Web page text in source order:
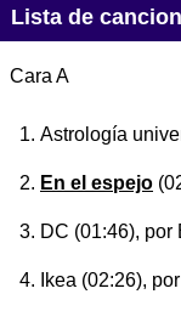
Lista de
Cara A
Astrología
En el espejo
DC (01:46), por
Ikea (02:26),